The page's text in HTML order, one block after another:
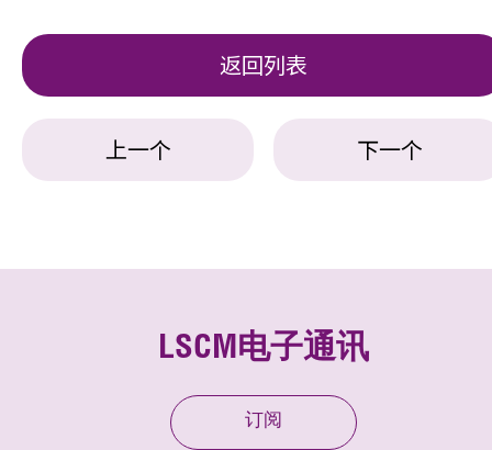
返回列表
上一个 下一个
LSCM电子通讯
订阅